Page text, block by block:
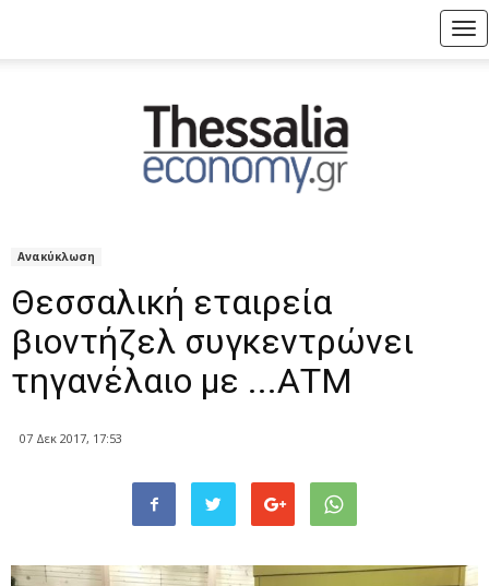
Ανακύκλωση
Θεσσαλική εταιρεία
βιοντήζελ συγκεντρώνει
τηγανέλαιο με ...ΑΤΜ
07 Δεκ 2017, 17:53